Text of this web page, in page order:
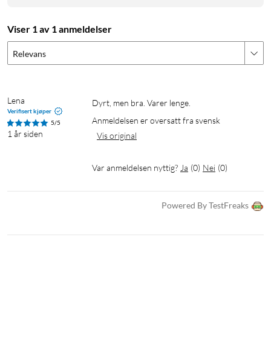
Viser 1 av 1 anmeldelser
Relevans
Lena
Verifisert kjøper
5/5
1 år siden
Dyrt, men bra. Varer lenge.
Anmeldelsen er oversatt fra svensk
Vis original
Var anmeldelsen nyttig? Ja (0) Nei (0)
Powered By TestFreaks